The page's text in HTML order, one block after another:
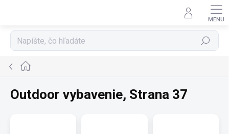
Hľadať
Domov
Outdoor vybavenie, Strana 37